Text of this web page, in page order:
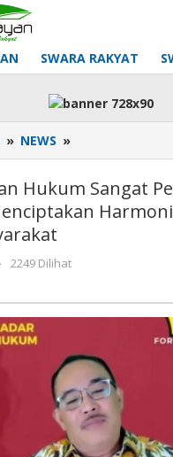
SWARA RAKYAT
» NEWS »
Hukum
Penting
untuk
Hukum Sangat
2249 Dilihat